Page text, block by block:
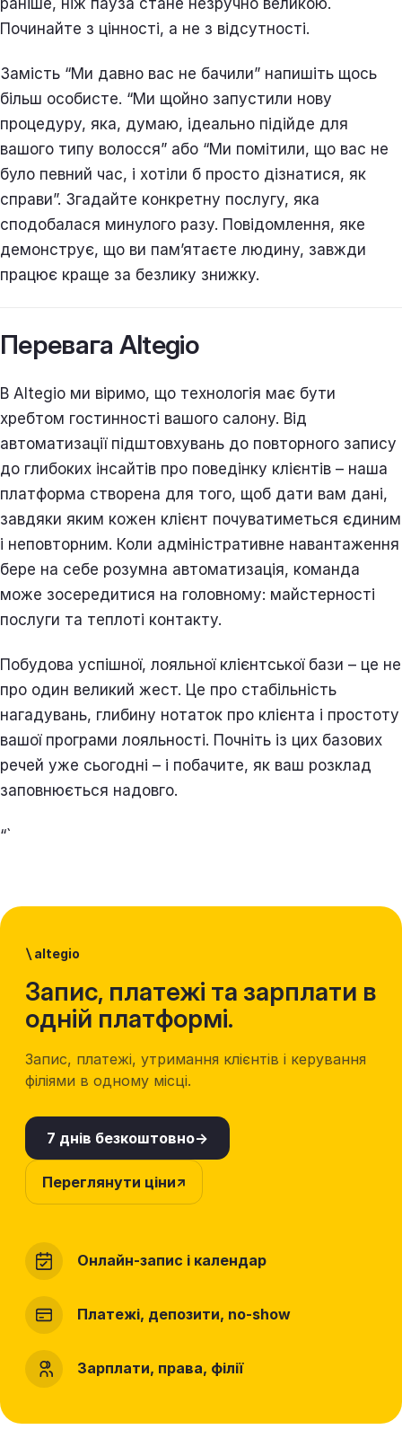
Починайте з цінності, а не з відсутності.
Замість “Ми давно вас не бачили” напишіть щось
більш особисте. “Ми щойно запустили нову
процедуру, яка, думаю, ідеально підійде для
вашого типу волосся” або “Ми помітили, що вас не
було певний час, і хотіли б просто дізнатися, як
справи”. Згадайте конкретну послугу, яка
сподобалася минулого разу. Повідомлення, яке
демонструє, що ви пам’ятаєте людину, завжди
працює краще за безлику знижку.
Перевага Altegio
В Altegio ми віримо, що технологія має бути
хребтом гостинності вашого салону. Від
автоматизації підштовхувань до повторного запису
до глибоких інсайтів про поведінку клієнтів – наша
платформа створена для того, щоб дати вам дані,
завдяки яким кожен клієнт почуватиметься єдиним
і неповторним. Коли адміністративне навантаження
бере на себе розумна автоматизація, команда
може зосередитися на головному: майстерності
послуги та теплоті контакту.
Побудова успішної, лояльної клієнтської бази – це не
про один великий жест. Це про стабільність
нагадувань, глибину нотаток про клієнта і простоту
вашої програми лояльності. Почніть із цих базових
речей уже сьогодні – і побачите, як ваш розклад
заповнюється надовго.
“`
\ altegio
Запис, платежі та зарплати в
одній платформі.
Запис, платежі, утримання клієнтів і керування
філіями в одному місці.
7 днів безкоштовно
Переглянути ціни
Онлайн-запис і календар
Платежі, депозити, no-show
Зарплати, права, філії